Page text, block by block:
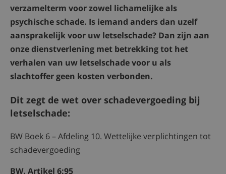
verzamelterm voor zowel lichamelijke als
psychische schade. Is iemand anders dan uzelf
aansprakelijk voor uw letselschade? Dan zijn aan
onze dienstverlening met betrekking tot het
verhalen van uw letselschade voor u als
slachtoffer geen kosten verbonden.
Dit zegt de wet over schadevergoeding bij
letselschade:
BW Boek 6 – Afdeling 10. Wettelijke verplichtingen tot
schadevergoeding
BW. Artikel 6:95